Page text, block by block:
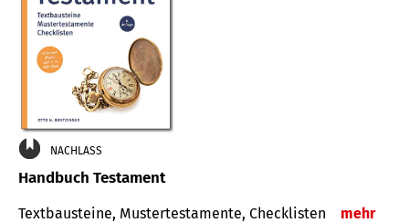
NACHLASS
Handbuch Testament
Textbausteine, Mustertestamente, Checklisten mehr